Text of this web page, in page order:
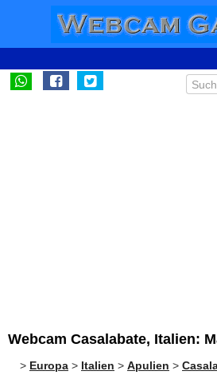
Webcam Casalabate, Italien:
> Europa > Italien > Apulien >